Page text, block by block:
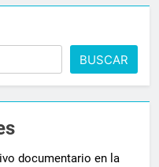
BUSCAR
documentario en la